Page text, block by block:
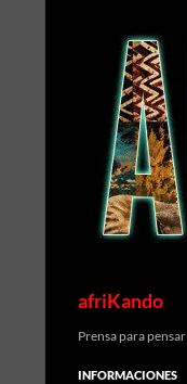
afriKando
Prensa para pensar
INFORMACIONES